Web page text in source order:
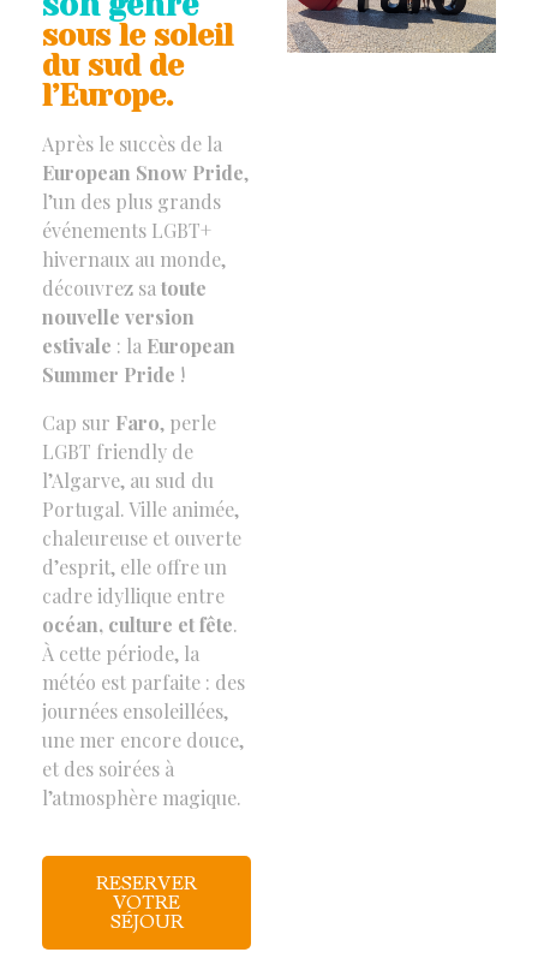
sous le soleil
du sud de
l’Europe.
Après le succès de la
European Snow Pride,
l’un des plus grands
événements LGBT+
hivernaux au monde,
découvrez sa toute
nouvelle version
estivale : la European
Summer Pride !
Cap sur Faro, perle
LGBT friendly de
l’Algarve, au sud du
Portugal. Ville animée,
chaleureuse et ouverte
d’esprit, elle offre un
cadre idyllique entre
océan, culture et fête.
À cette période, la
météo est parfaite : des
journées ensoleillées,
une mer encore douce,
et des soirées à
l’atmosphère magique.
RESERVER
VOTRE
SÉJOUR